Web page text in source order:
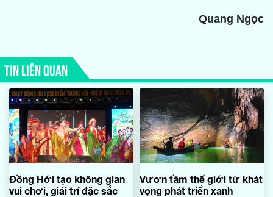
Quang Ngọc
TIN LIÊN QUAN
Đồng Hới tạo không gian
vui chơi, giải trí đặc sắc
Vươn tầm thế giới từ khát
vọng phát triển xanh